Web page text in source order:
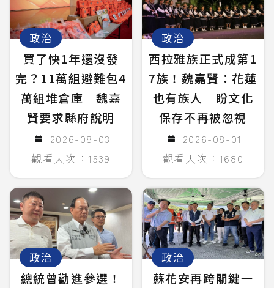
政治
買了快1年還沒發
完？11萬組避難包4
萬組堆倉庫 魏嘉
賢要求縣府說明
2026-08-03
觀看人次：1539
政治
西拉雅族正式成第1
7族！魏嘉賢：花蓮
也有族人 盼文化
保存不再被忽視
2026-08-01
觀看人次：1680
政治
總統曾勸進參選！
政治
蘇花安再跨關鍵一